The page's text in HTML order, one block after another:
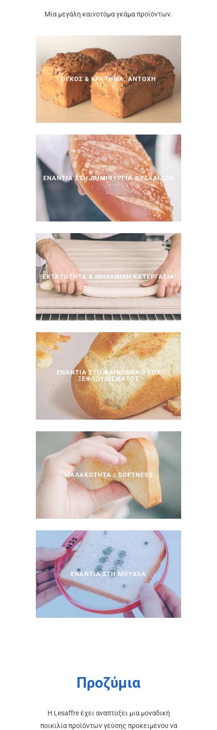
Μία μεγάλη καινοτόμα γκάμα προϊόντων.
ΟΓΚΟΣ & ΚΡΑΤΗΜΑ, ΑΝΤΟΧΗ
ΕΝΑΝΤΙΑ ΣΤΗ ΔΗΜΙΟΥΡΓΙΑ ΦΥΣΑΛΙΔΩΝ
ΕΚΤΑΤΟΤΗΤΑ & ΜΗΧΑΝΙΚΗ ΚΑΤΕΡΓΑΣΙΑ
> Δείτε Περισσότερα…
ΕΝΑΝΤΙΑ ΣΤΟ ΦΑΙΝΟΜΕΝΟ ΤΟΥ
ΞΕΦΛΟΥΔΙΣΜΑΤΟΣ
> Δείτε Περισσότερα…
ΜΑΛΑΚΟΤΗΤΑ / SOFTNESS
ΕΝΑΝΤΙΑ ΣΤΗ ΜΟΥΧΛΑ
> Δείτε Περισσότερα…
Προζύμια
Η Lesaffre έχει αναπτύξει μια μοναδική
ποικιλία προϊόντων γεύσης προκειμένου να